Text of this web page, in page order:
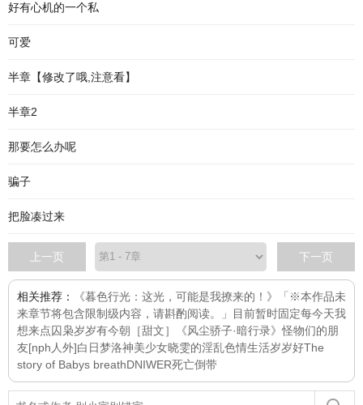
好有心机的一个私
可爱
半章【修改了哦,注意看】
半章2
那要怎么办呢
骗子
把脸凑过来
上一页 下一页
相关推荐：
《暮色行光：这光，可能是我撩来的！》「※本作品未
来章节将包含限制级内容，请斟酌阅读。」目前暂时固定每今天我
想来点囚枭岁岁有今朝［甜文］ 《风尘骄子·暗行录》怪物们的朋
友[nph人外]白日梦洛神美少女晓雯的淫乱色情生活岁岁好The
story of Babys breathDNIWER死亡倒带